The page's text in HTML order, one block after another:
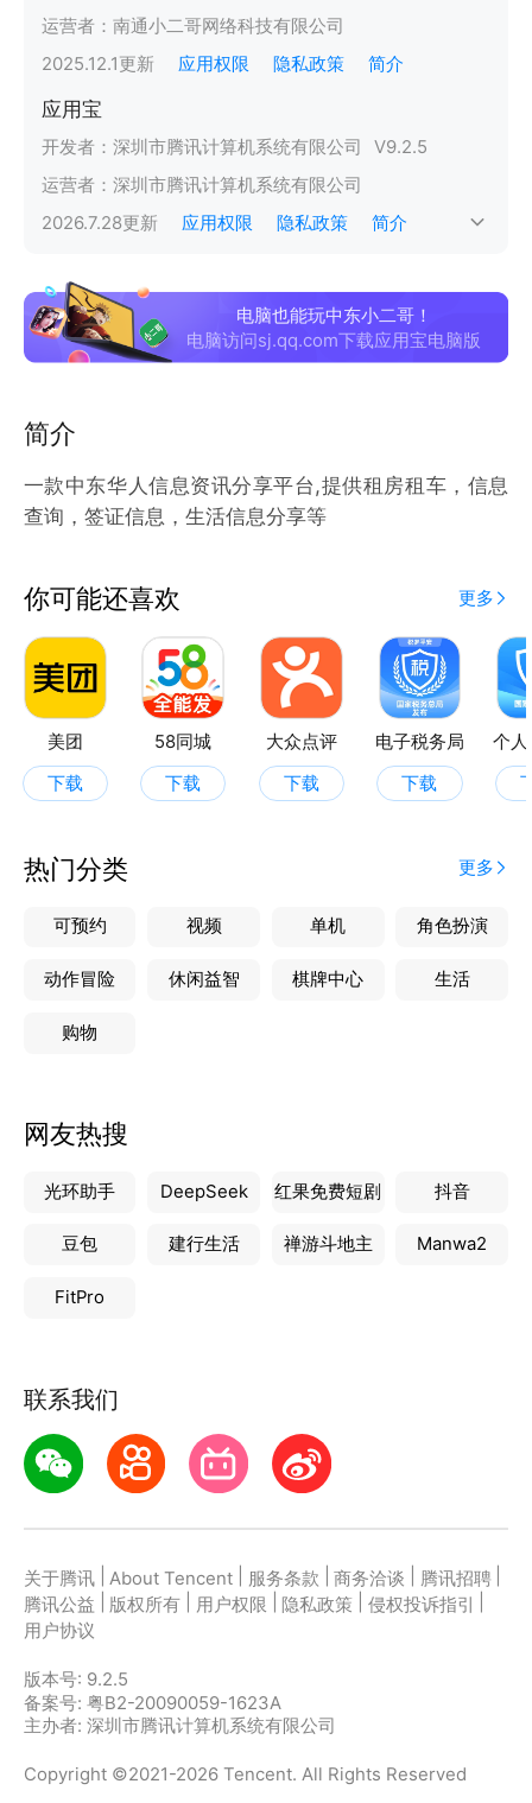
运营者： 南通小二哥网络科技有限公司
2025.12.1更新 应用权限 隐私政策 简介
应用宝
开发者： 深圳市腾讯计算机系统有限公司 V9.2.5
运营者： 深圳市腾讯计算机系统有限公司
2026.7.28更新 应用权限 隐私政策 简介
电脑也能玩中东小二哥！
电脑访问sj.qq.com下载应用宝电脑版
简介
一款中东华人信息资讯分享平台,提供租房租车，信息
查询，签证信息，生活信息分享等
你可能还喜欢 更多
美团
下载
58同城
下载
大众点评
下载
电子税务局
下载
个
热门分类 更多
可预约 视频 单机 角色扮演
动作冒险 休闲益智 棋牌中心 生活
购物
网友热搜
光环助手 DeepSeek 红果免费短剧 抖音
豆包 建行生活 禅游斗地主 Manwa2
FitPro
联系我们
关于腾讯 About Tencent 服务条款 商务洽谈 腾讯招聘
腾讯公益
版权所有 用户权限 隐私政策 侵权投诉指引
用户协议
版本号: 9.2.5
备案号: 粤B2-20090059-1623A
主办者: 深圳市腾讯计算机系统有限公司
Copyright ©2021-2026 Tencent. All Rights Reserved